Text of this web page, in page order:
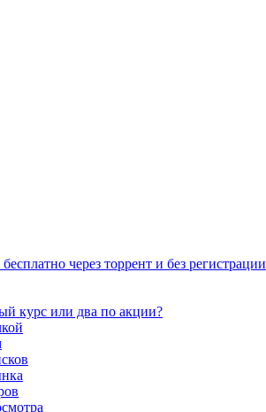
через торрент и без регистрации
курс или два по акции?